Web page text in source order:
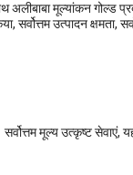
अलीबाबा मूल्यांकन गोल्ड
उत्पादन क्षमता,
मूल्य उत्कृष्ट सेवाएं,